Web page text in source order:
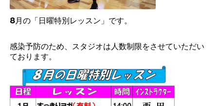
8月の「日曜特別レッスン」です。
感染予防のため、スタジオは人数制限をさせていただい
ております。